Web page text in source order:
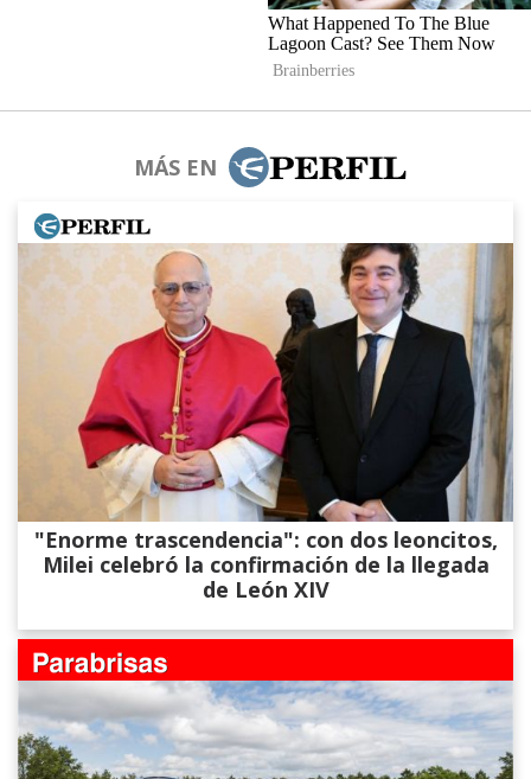
MÁS EN
"Enorme trascendencia": con dos leoncitos,
Milei celebró la confirmación de la llegada
de León XIV